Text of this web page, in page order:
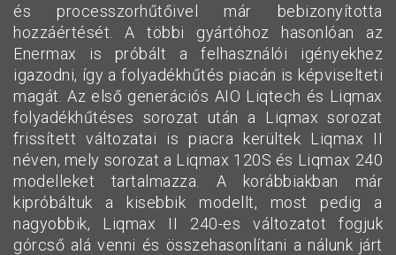
és processzorhűtőivel már bebizonyította
hozzáértését. A többi gyártóhoz hasonlóan az
Enermax is próbált a felhasználói igényekhez
igazodni, így a folyadékhűtés piacán is képviselteti
magát. Az első generációs AIO Liqtech és Liqmax
folyadékhűtéses sorozat után a Liqmax sorozat
frissített változatai is piacra kerültek Liqmax II
néven, mely sorozat a Liqmax 120S és Liqmax 240
modelleket tartalmazza. A korábbiakban már
kipróbáltuk a kisebbik modellt, most pedig a
nagyobbik, Liqmax II 240-es változatot fogjuk
górcső alá venni és összehasonlítani a nálunk járt